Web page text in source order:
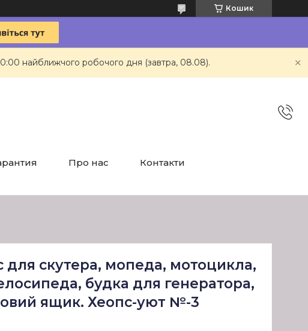
Кошик
найближчого робочого дня (завтра, 08.08).
Про нас Контакти
для скутера, мопеда, мотоцикла,
будка для генератора,
ящик. Хеопс-уют №-3